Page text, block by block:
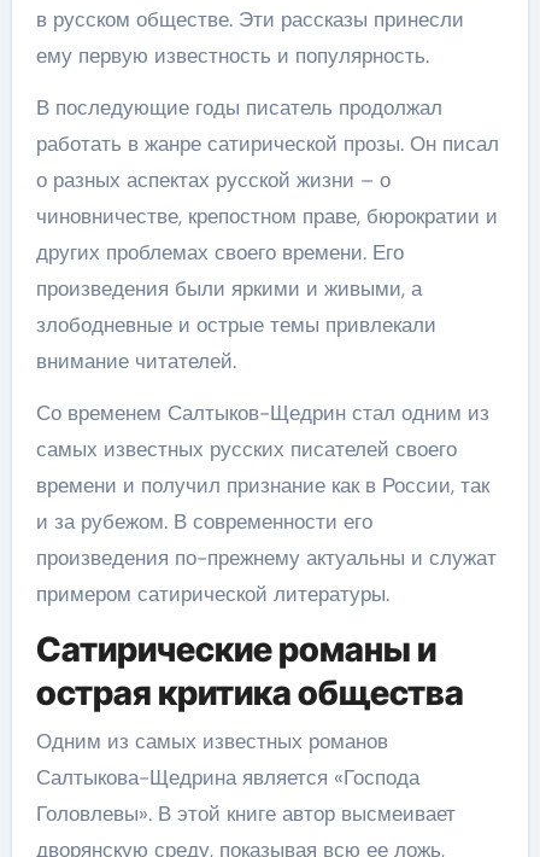
в русском обществе. Эти рассказы принесли
ему первую известность и популярность.
В последующие годы писатель продолжал
работать в жанре сатирической прозы. Он писал
о разных аспектах русской жизни – о
чиновничестве, крепостном праве, бюрократии и
других проблемах своего времени. Его
произведения были яркими и живыми, а
злободневные и острые темы привлекали
внимание читателей.
Со временем Салтыков-Щедрин стал одним из
самых известных русских писателей своего
времени и получил признание как в России, так
и за рубежом. В современности его
произведения по-прежнему актуальны и служат
примером сатирической литературы.
Сатирические романы и
острая критика общества
Одним из самых известных романов
Салтыкова-Щедрина является «Господа
Головлевы». В этой книге автор высмеивает
дворянскую среду, показывая всю ее ложь,